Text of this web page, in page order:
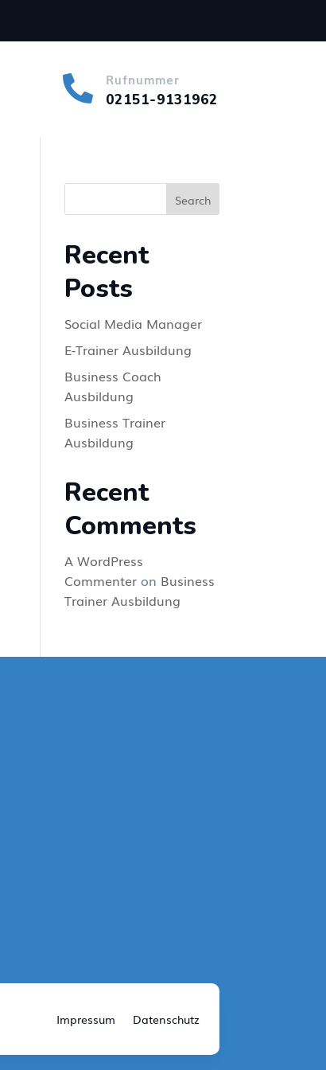
 Rufnummer
02151-9131962
Search
Recent
Posts
Social Media Manager
E-Trainer Ausbildung
Business Coach
Ausbildung
Business Trainer
Ausbildung
Recent
Comments
A WordPress
Commenter on Business
Trainer Ausbildung
Impressum Datenschutz